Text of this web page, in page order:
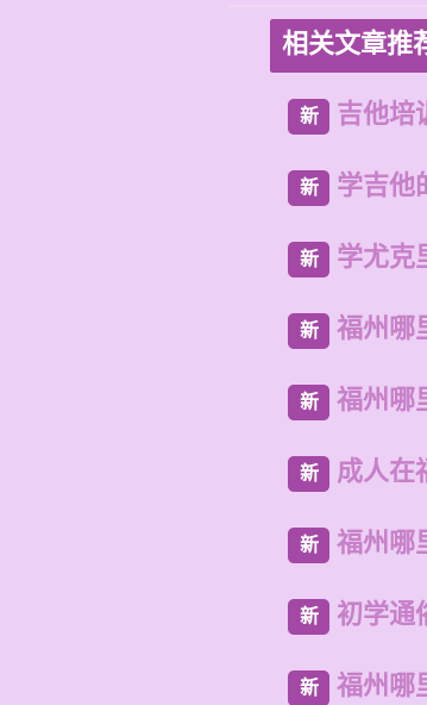
相关文章推
新 吉他培
新 学吉他
新 学尤克
新 福州哪
新 福州哪
新 成人在
新 福州哪
新 初学通
新 福州哪